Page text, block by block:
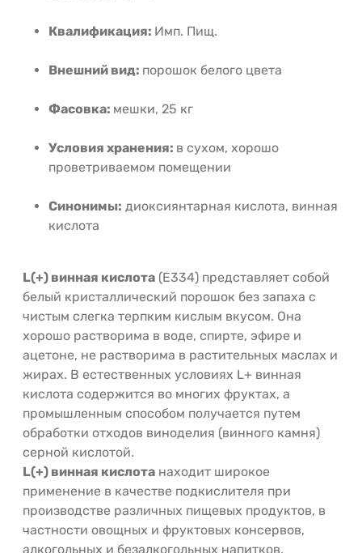
Квалификация: Имп. Пищ.
Внешний вид: порошок белого цвета
Фасовка: мешки, 25 кг
Условия хранения: в сухом, хорошо
проветриваемом помещении
Синонимы: диоксиянтарная кислота, винная
кислота
L(+) винная кислота (Е334) представляет собой
белый кристаллический порошок без запаха с
чистым слегка терпким кислым вкусом. Она
хорошо растворима в воде, спирте, эфире и
ацетоне, не растворима в растительных маслах и
жирах. В естественных условиях L+ винная
кислота содержится во многих фруктах, а
промышленным способом получается путем
обработки отходов виноделия (винного камня)
серной кислотой.
L(+) винная кислота находит широкое
применение в качестве подкислителя при
производстве различных пищевых продуктов, в
частности овощных и фруктовых консервов,
алкогольных и безалкогольных напитков,